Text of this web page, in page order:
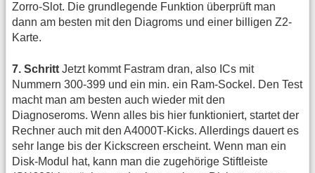
Zorro-Slot. Die grundlegende Funktion überprüft man
dann am besten mit den Diagroms und einer billigen Z2-
Karte.
7. Schritt Jetzt kommt Fastram dran, also ICs mit
Nummern 300-399 und ein min. ein Ram-Sockel. Den Test
macht man am besten auch wieder mit den
Diagnoseroms. Wenn alles bis hier funktioniert, startet der
Rechner auch mit den A4000T-Kicks. Allerdings dauert es
sehr lange bis der Kickscreen erscheint. Wenn man ein
Disk-Modul hat, kann man die zugehörige Stiftleiste